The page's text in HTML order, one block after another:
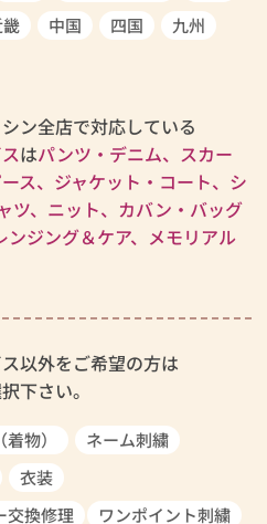
中国 四国
九州
ン全店で対応している
はパンツ・デニム、スカー
ス、ジャケット・コート、シ
ツ、ニット、カバン・バッグ
ンジング＆ケア、メモリアル
以外をご希望の方は
下さい。
物）
ネーム刺繍
衣装
交換修理
ワンポイント刺繍